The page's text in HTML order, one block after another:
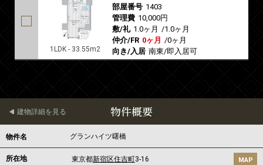
1LDK - 33.55m2
部屋番号 1403
管理費 10,000円
敷/礼 1.0ヶ月 /1.0ヶ月
仲介/FR 0ヶ月 /0ヶ月
向き/入居 南東/即入居可
物件概要
建物詳細を見る
物件名 グランハイツ曙橋
所在地 東京都新宿区住吉町3-16 MAP